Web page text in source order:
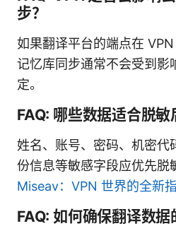
步？
如果翻译平台的端点在 VPN
记忆库同步通常不会受到影
定。
FAQ: 哪些数据适合脱敏
姓名、账号、密码、机密代
份信息等敏感字段应优先脱
Miseav：VPN 世界的全新
FAQ: 如何确保翻译数据